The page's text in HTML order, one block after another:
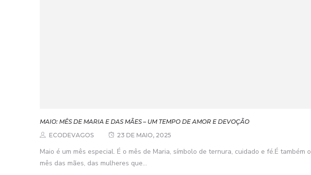
MAIO: MÊS DE MARIA E DAS MÃES – UM TEMPO DE AMOR E DEVOÇÃO
ECODEVAGOS
23 DE MAIO, 2025
Maio é um mês especial. É o mês de Maria, símbolo de ternura, cuidado e fé.É também o
mês das mães, das mulheres que...